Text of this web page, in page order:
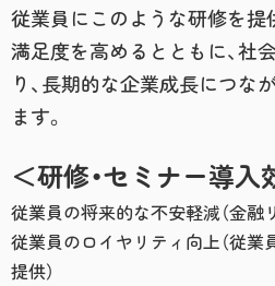
従業員にこのような研修を提
満足度を高めるとともに、社
り、長期的な企業成長につな
ます。
＜研修・セミナー導入
従業員の将来的な不安軽減（金融
従業員のロイヤリティ向上（従
提供）